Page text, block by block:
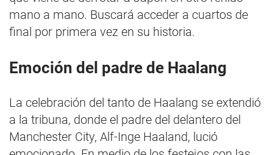
mano a mano. Buscará acceder a cuartos de
final por primera vez en su historia.
Emoción del padre de Haalang
La celebración del tanto de Haalang se extendió
a la tribuna, donde el padre del delantero del
Manchester City, Alf-Inge Haaland, lució